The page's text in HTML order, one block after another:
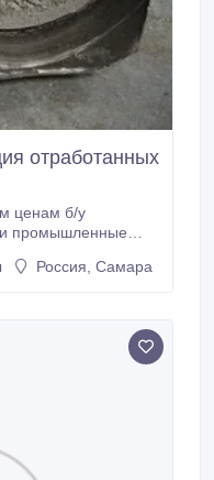
отработанных
ценам б/у
и промышленные
Скупаем
Россия, Самара